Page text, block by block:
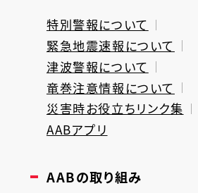
特別警報について
緊急地震速報について
津波警報について
竜巻注意情報について
災害時お役立ちリンク集
AABアプリ
AABの取り組み